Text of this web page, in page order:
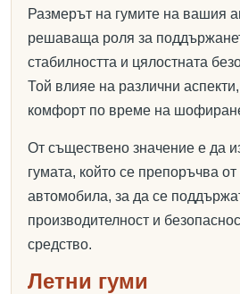
Размерът на гумите на вашия
решаваща роля за
стабилността и цялостната
Той влияе на различни
комфорт по време на
От съществено значение е да
гумата, който се препоръчва
автомобила, за да се
производителност и
средство.
Летни гуми